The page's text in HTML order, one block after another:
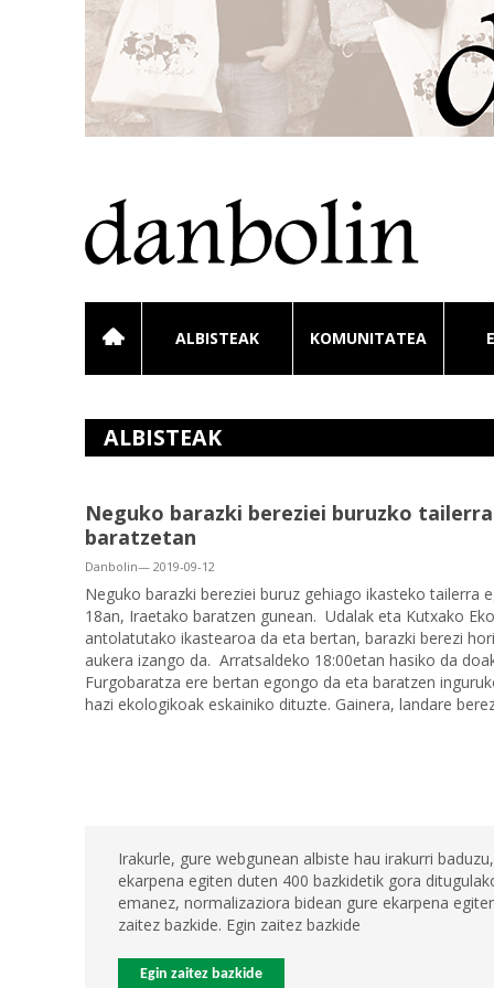
ALBISTEAK KOMUNITATEA
ALBISTEAK
Neguko barazki bereziei buruzko
baratzetan
Danbolin— 2019-09-12
Neguko barazki bereziei buruz gehiago ikasteko tailerra
18an, Iraetako baratzen gunean. Udalak eta Kutxako
antolatutako ikastearoa da eta bertan, barazki berezi
aukera izango da. Arratsaldeko 18:00etan hasiko da
Furgobaratza ere bertan egongo da eta baratzen
hazi ekologikoak eskainiko dituzte. Gainera, landare
Irakurle, gure webgunean albiste hau irakurri
ekarpena egiten duten 400 bazkidetik gora
emanez, normalizaziora bidean gure ekarpena
zaitez bazkide. Egin zaitez bazkide
Egin zaitez bazkide